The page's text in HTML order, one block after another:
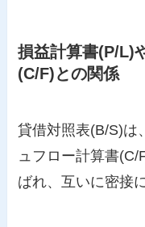
損益計算書(P/L)
(C/F)との関係
貸借対照表(B/S)は
ュフロー計算書
ばれ、互いに密接